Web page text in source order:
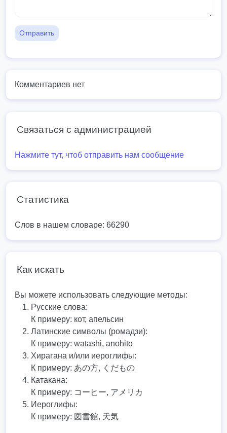
Отправить
Комментариев нет
Связаться с администрацией
Нажмите тут, чтоб отправить нам сообщение
Статистика
Слов в нашем словаре: 66290
Как искать
Вы можете использовать следующие методы:
Русские слова:
К примеру: кот, апельсин
Латинские символы (ромадзи):
К примеру: watashi, anohito
Хирагана и/или иероглифы:
К примеру: あの方, くだもの
Катакана:
К примеру: コーヒー, アメリカ
Иероглифы:
К примеру: 図書館, 天気